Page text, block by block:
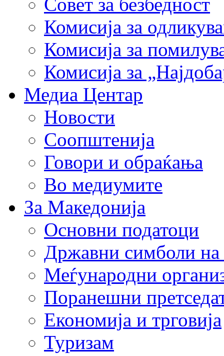
Совет за безбедност
Комисија за
Комисија за
Комисија за
Медиа Центар
Новости
Соопштенија
Говори и обраќања
Во медиумите
За Македонија
Основни податоци
Државни симболи
Меѓународни
Поранешни
Економија и трговија
Туризам